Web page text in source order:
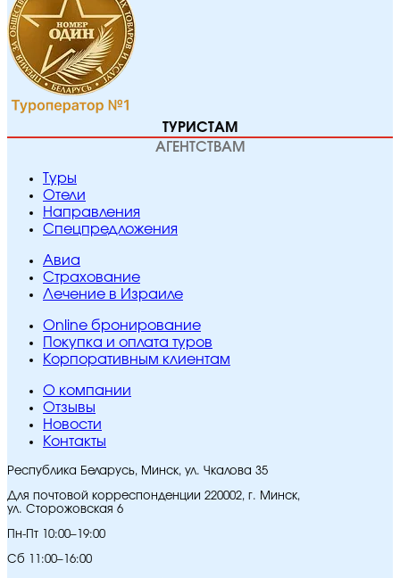
ТУРИСТАМ
АГЕНТСТВАМ
Туры
Отели
Направления
Спецпредложения
Авиа
Страхование
Лечение в Израиле
Online бронирование
Покупка и оплата туров
Корпоративным клиентам
O компании
Отзывы
Новости
Контакты
Республика Беларусь, Минск, ул. Чкалова 35
Для почтовой корреспонденции 220002, г. Минск,
ул. Сторожовская 6
Пн-Пт 10:00–19:00
Сб 11:00–16:00